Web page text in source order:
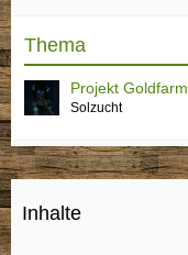
Thema
Projekt Goldfarm
Solzucht
Inhalte